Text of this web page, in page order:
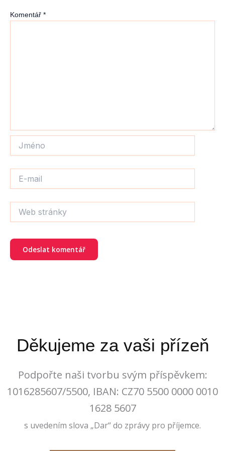
Komentář *
mail
stránky
Děkujeme za vaši přízeň
Podpořte naši tvorbu svým příspěvkem:
1016285607/5500, IBAN: CZ70 5500 0000 0010
1628 5607
s uvedením slova „Dar“ do zprávy pro příjemce.